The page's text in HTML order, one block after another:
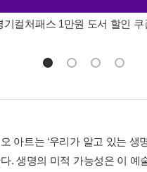
기컬처패스 1만원 도서 할인 쿠
아트는 ‘우리가 알고 있는 생
. 생명의 미적 가능성은 이